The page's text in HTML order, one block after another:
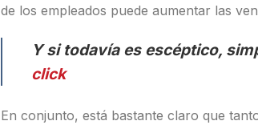
de los empleados puede aumentar las
Y si todavía es escéptico,
click
En conjunto, está bastante claro que